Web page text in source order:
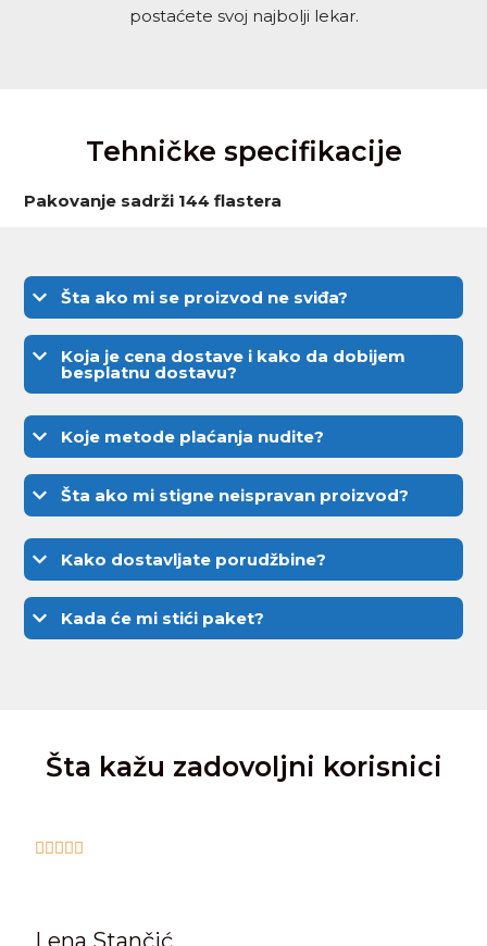
postaćete svoj najbolji lekar.
Tehničke specifikacije
Pakovanje sadrži 144 flastera
Šta ako mi se proizvod ne sviđa?
Koja je cena dostave i kako da dobijem
besplatnu dostavu?
Koje metode plaćanja nudite?
Šta ako mi stigne neispravan proizvod?
Kako dostavljate porudžbine?
Kada će mi stići paket?
Šta kažu zadovoljni korisnici
    
Lena Stančić